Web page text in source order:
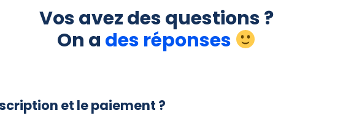
Vos avez des questions ?
On a des réponses
et le paiement ?